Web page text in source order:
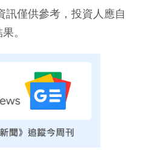
僅供參考，投資人應自
。